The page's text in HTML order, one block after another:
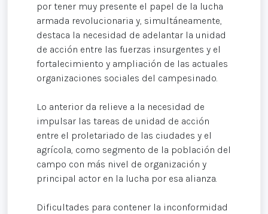
por tener muy presente el papel de la lucha
armada revolucionaria y, simultáneamente,
destaca la necesidad de adelantar la unidad
de acción entre las fuerzas insurgentes y el
fortalecimiento y ampliación de las actuales
organizaciones sociales del campesinado.
Lo anterior da relieve a la necesidad de
impulsar las tareas de unidad de acción
entre el proletariado de las ciudades y el
agrícola, como segmento de la población del
campo con más nivel de organización y
principal actor en la lucha por esa alianza.
Dificultades para contener la inconformidad